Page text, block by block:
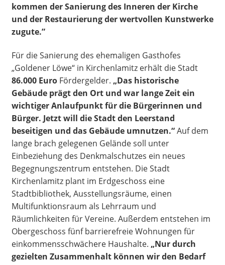
kommen der Sanierung des Inneren der Kirche
und der Restaurierung der wertvollen Kunstwerke
zugute.”
Für die Sanierung des ehemaligen Gasthofes
„Goldener Löwe“ in Kirchenlamitz erhält die Stadt
86.000 EuroFördergelder. „Das historische
Gebäude prägt den Ort und war lange Zeit ein
wichtiger Anlaufpunkt für die Bürgerinnen und
Bürger. Jetzt will die Stadt den Leerstand
beseitigen und das Gebäude umnutzen.“Auf dem
lange brach gelegenen Gelände soll unter
Einbeziehung des Denkmalschutzes ein neues
Begegnungszentrum entstehen. Die Stadt
Kirchenlamitz plant im Erdgeschoss eine
Stadtbibliothek, Ausstellungsräume, einen
Multifunktionsraum als Lehrraum und
Räumlichkeiten für Vereine. Außerdem entstehen im
Obergeschoss fünf barrierefreie Wohnungen für
einkommensschwächere Haushalte. „Nur durch
gezielten Zusammenhalt können wir den Bedarf